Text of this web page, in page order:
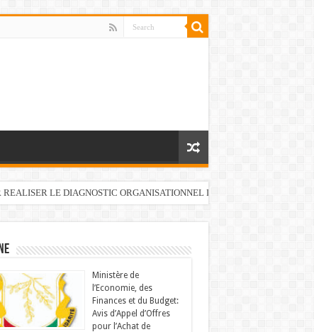
LE DIAGNOSTIC ORGANISATIONNEL DU FONDS DE
Ministère de
l’Economie, des
Finances et du Budget:
Avis d’Appel d’Offres
pour l’Achat de